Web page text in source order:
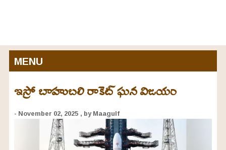
MENU
ఇస్రో బాహుబలి రాకెట్‌ ఘన విజయం
- November 02, 2025 , by Maagulf